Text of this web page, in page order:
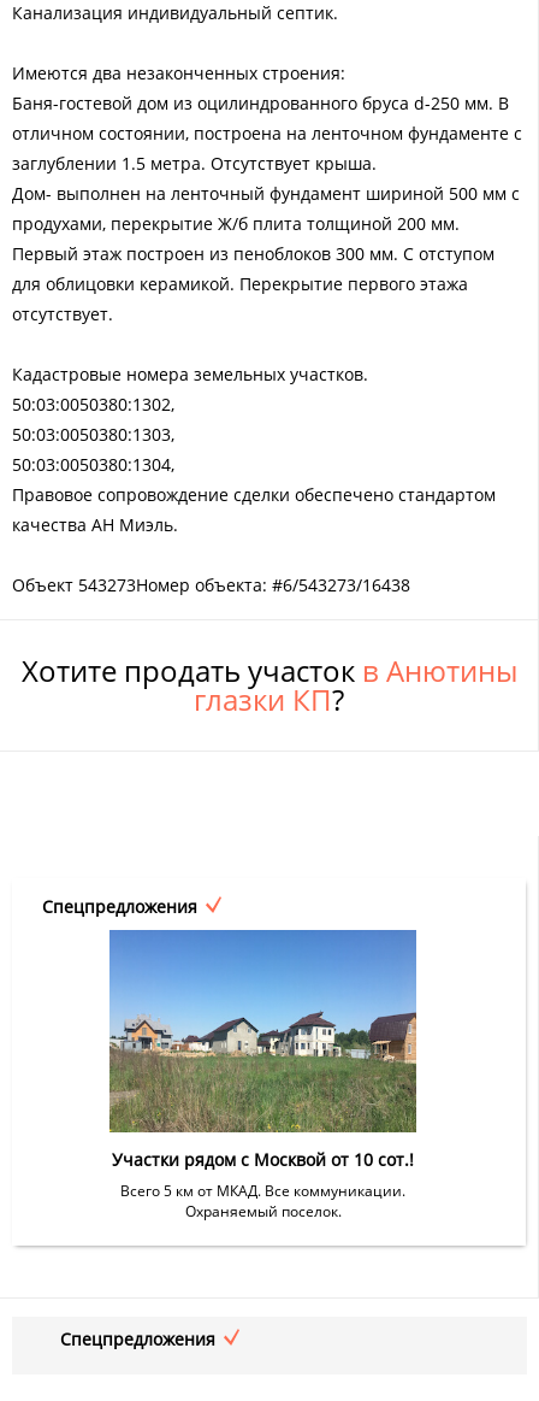
Канализация индивидуальный септик.
Имеются два незаконченных строения:
Баня-гостевой дом из оцилиндрованного бруса d-250 мм. В
отличном состоянии, построена на ленточном фундаменте с
заглублении 1.5 метра. Отсутствует крыша.
Дом- выполнен на ленточный фундамент шириной 500 мм с
продухами, перекрытие Ж/б плита толщиной 200 мм.
Первый этаж построен из пеноблоков 300 мм. С отступом
для облицовки керамикой. Перекрытие первого этажа
отсутствует.
Кадастровые номера земельных участков.
50:03:0050380:1302,
50:03:0050380:1303,
50:03:0050380:1304,
Правовое сопровождение сделки обеспечено стандартом
качества АН Миэль.
Объект 543273Номер объекта: #6/543273/16438
Хотите продать участок в Анютины
глазки КП?
Спецпредложения
Участки рядом с Москвой от 10 сот.!
Всего 5 км от МКАД. Все коммуникации.
Охраняемый поселок.
Спецпредложения